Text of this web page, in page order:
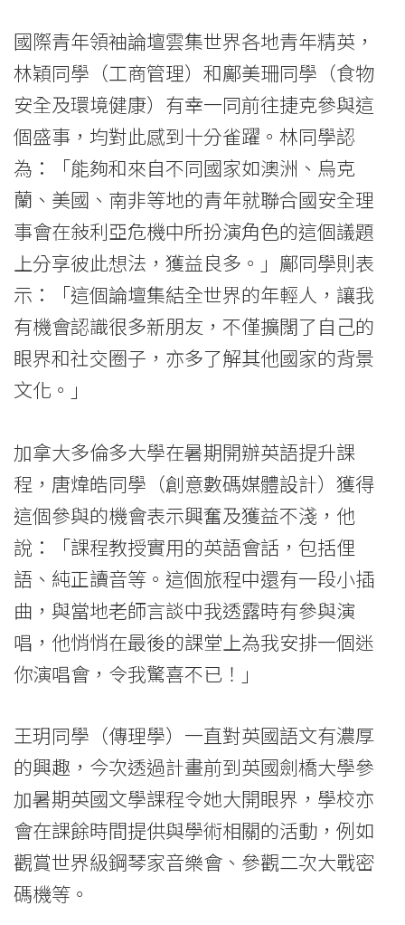
國際青年領袖論壇雲集世界各地青年精英，
林穎同學（工商管理）和鄺美珊同學（食物
安全及環境健康）有幸一同前往捷克參與這
個盛事，均對此感到十分雀躍。林同學認
為：「能夠和來自不同國家如澳洲、烏克
蘭、美國、南非等地的青年就聯合國安全理
事會在敍利亞危機中所扮演角色的這個議題
上分享彼此想法，獲益良多。」鄺同學則表
示：「這個論壇集結全世界的年輕人，讓我
有機會認識很多新朋友，不僅擴闊了自己的
眼界和社交圈子，亦多了解其他國家的背景
文化。」
加拿大多倫多大學在暑期開辦英語提升課
程，唐煒皓同學（創意數碼媒體設計）獲得
這個參與的機會表示興奮及獲益不淺，他
說：「課程教授實用的英語會話，包括俚
語、純正讀音等。這個旅程中還有一段小插
曲，與當地老師言談中我透露時有參與演
唱，他悄悄在最後的課堂上為我安排一個迷
你演唱會，令我驚喜不已！」
王玥同學（傳理學）一直對英國語文有濃厚
的興趣，今次透過計畫前到英國劍橋大學參
加暑期英國文學課程令她大開眼界，學校亦
會在課餘時間提供與學術相關的活動，例如
觀賞世界級鋼琴家音樂會、參觀二次大戰密
碼機等。